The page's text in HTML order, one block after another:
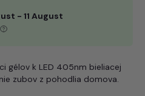
- 11 August
gélov k LED 405nm bieliacej
zubov z pohodlia domova.